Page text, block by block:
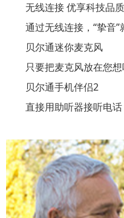
无线连接 优享科技品
通过无线连接，“挚音”
贝尔通迷你麦克风
只要把麦克风放在您想
贝尔通手机伴侣2
直接用助听器接听电话